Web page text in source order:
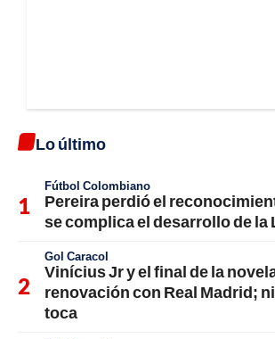
Lo último
Fútbol Colombiano
Pereira perdió el
se complica el desarrollo de la
Gol Caracol
Vinícius Jr y el final de la
renovación con Real Madrid;
toca